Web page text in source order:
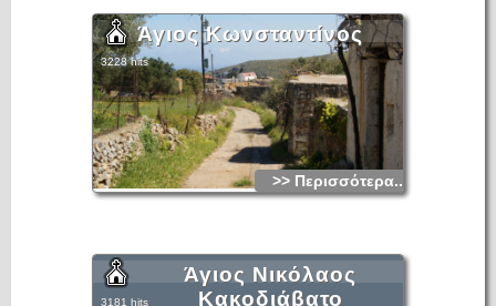
Άγιος Κωνσταντίνος
3228 hits
>> Περισσότερα...
Άγιος Νικόλαος
Κακοδιάβατο
3181 hits